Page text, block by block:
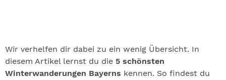
Wir verhelfen dir dabei zu ein wenig Übersicht. In
diesem Artikel lernst du die 5 schönsten
Winterwanderungen Bayerns kennen. So findest du